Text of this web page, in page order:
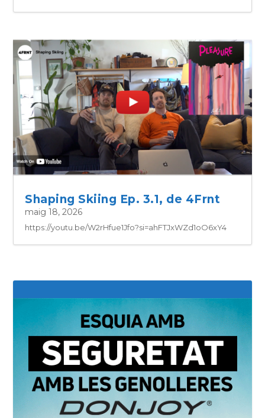
Shaping Skiing Ep. 3.1, de 4Frnt
maig 18, 2026
https://youtu.be/W2rHfue1Jfo?si=ahFTJxWZd1oO6xY4